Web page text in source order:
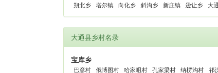
朔北乡 塔尔镇 向化乡 斜沟乡 新庄镇 逊让乡 大
大通县乡村名录
宝库乡
巴彦村 俄博图村 哈家咀村 孔家梁村 纳楞沟村 祁